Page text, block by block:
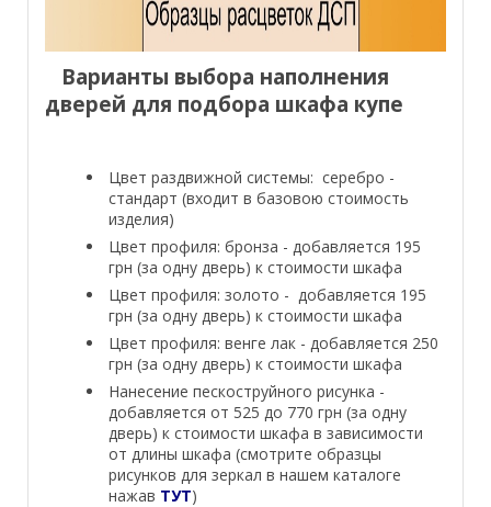
Варианты выбора наполнения
дверей для подбора шкафа купе
Цвет раздвижной системы: серебро -
стандарт (входит в базовою стоимость
изделия)
Цвет профиля: бронза - добавляется 195
грн (за одну дверь) к стоимости шкафа
Цвет профиля: золото - добавляется 195
грн (за одну дверь) к стоимости шкафа
Цвет профиля: венге лак - добавляется 250
грн (за одну дверь) к стоимости шкафа
Нанесение пескоструйного рисунка -
добавляется от 525 до 770 грн (за одну
дверь) к стоимости шкафа в зависимости
от длины шкафа (смотрите образцы
рисунков для зеркал в нашем каталоге
нажав ТУТ)